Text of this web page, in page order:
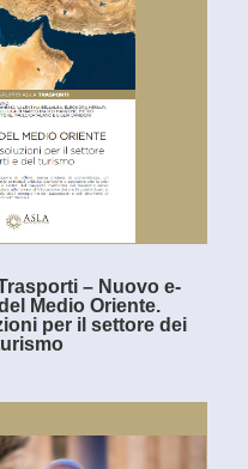
– Nuovo e-
Medio Oriente.
per il settore dei